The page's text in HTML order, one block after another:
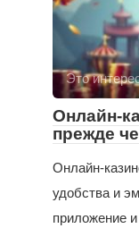
Это
Онлайн-
прежде
Онлайн-
удобства и
приложение